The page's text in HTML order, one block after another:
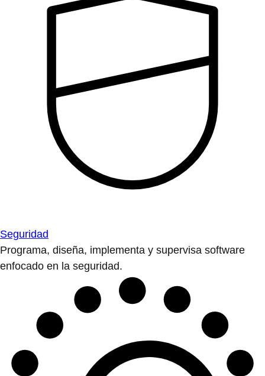
Seguridad
Programa, diseña, implementa y supervisa software
enfocado en la seguridad.